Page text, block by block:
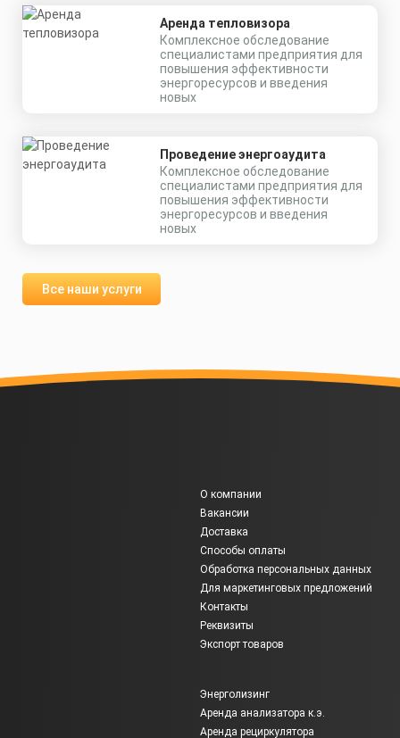
Аренда тепловизора
Комплексное обследование
специалистами предприятия для
повышения эффективности
энергоресурсов и введения
новых
Проведение энергоаудита
Комплексное обследование
специалистами предприятия для
повышения эффективности
энергоресурсов и введения
новых
Все наши услуги
О компании
Вакансии
Доставка
Способы оплаты
Обработка персональных данных
Для маркетинговых предложений
Контакты
Реквизиты
Экспорт товаров
Энерголизинг
Аренда анализатора к.э.
Аренда рециркулятора